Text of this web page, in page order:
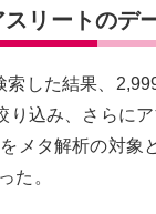
リートのデ
索した結果、
り込み、さらに
メタ解析の対
た。